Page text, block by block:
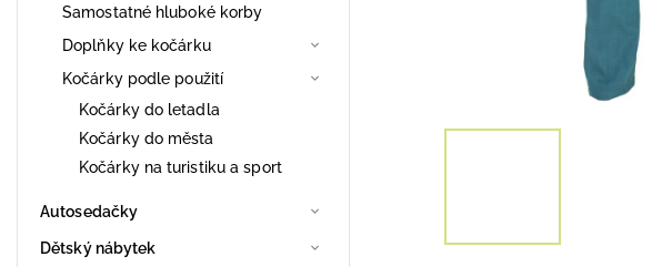
Samostatné hluboké korby
Doplňky ke kočárku
Kočárky podle použití
Kočárky do letadla
Kočárky do města
Kočárky na turistiku a sport
Autosedačky
Dětský nábytek